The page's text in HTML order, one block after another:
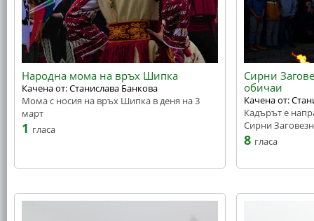
Народна мома на връх Шипка
Качена от: Станислава Банкова
Мома с носия на връх Шипка в деня на 3
март
1 гласа
Сирни
обичаи
Качена от:
Кадърът е
Сирни
8 гласа